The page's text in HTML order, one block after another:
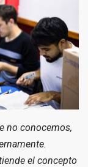
no conocemos,
el concepto